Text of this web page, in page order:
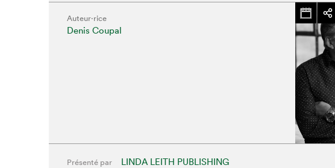
Que cherchez-
Auteur·rice
Denis Coupal
Présenté par LINDA LEITH PUBLISHING